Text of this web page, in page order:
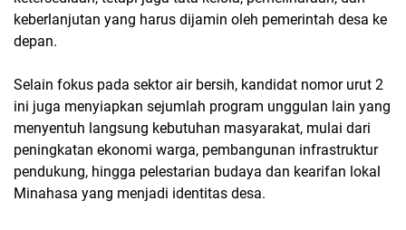
keberlanjutan yang harus dijamin oleh pemerintah desa ke
depan.
Selain fokus pada sektor air bersih, kandidat nomor urut 2
ini juga menyiapkan sejumlah program unggulan lain yang
menyentuh langsung kebutuhan masyarakat, mulai dari
peningkatan ekonomi warga, pembangunan infrastruktur
pendukung, hingga pelestarian budaya dan kearifan lokal
Minahasa yang menjadi identitas desa.